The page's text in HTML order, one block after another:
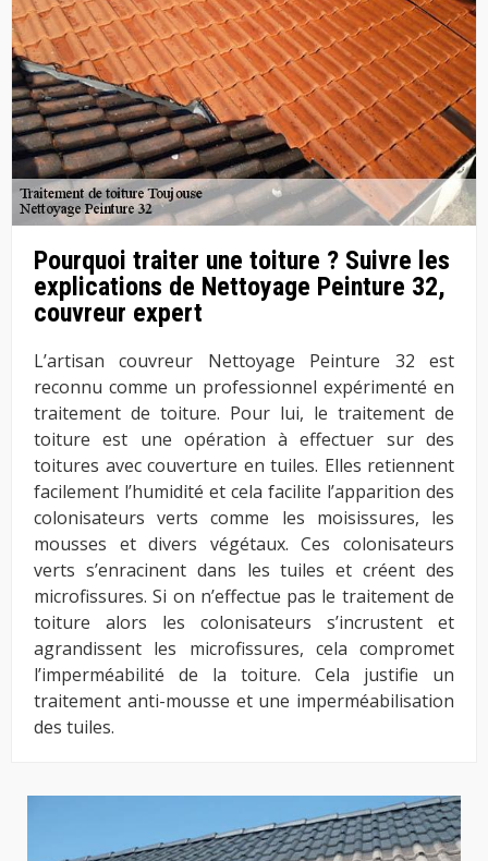
Pourquoi traiter une toiture ? Suivre les
explications de Nettoyage Peinture 32,
couvreur expert
L’artisan couvreur Nettoyage Peinture 32 est
reconnu comme un professionnel expérimenté en
traitement de toiture. Pour lui, le traitement de
toiture est une opération à effectuer sur des
toitures avec couverture en tuiles. Elles retiennent
facilement l’humidité et cela facilite l’apparition des
colonisateurs verts comme les moisissures, les
mousses et divers végétaux. Ces colonisateurs
verts s’enracinent dans les tuiles et créent des
microfissures. Si on n’effectue pas le traitement de
toiture alors les colonisateurs s’incrustent et
agrandissent les microfissures, cela compromet
l’imperméabilité de la toiture. Cela justifie un
traitement anti-mousse et une imperméabilisation
des tuiles.